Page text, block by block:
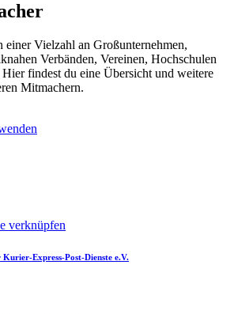
Vielzahl an Großunternehmen,
Verbänden, Vereinen, Hochschulen
findest du eine Übersicht und weitere
Mitmachern.
verknüpfen
Express-Post-Dienste e.V.